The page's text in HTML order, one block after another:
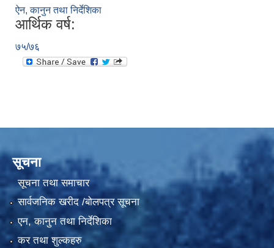
ऐन, कानुन तथा निर्देशिका
आर्थिक वर्ष:
७५/७६
सूचना
सूचना तथा समाचार
सार्वजनिक खरीद /बोलपत्र सूचना
एन, कानुन तथा निर्देशिका
कर तथा शुल्कहरु